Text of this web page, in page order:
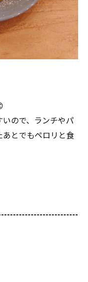
ので、ランチやパ
あとでもペロリと食